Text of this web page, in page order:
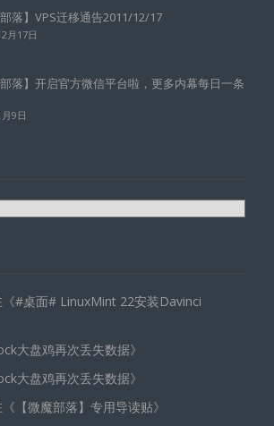
部落】VPS迁移通告2011/12/17
月17日
部落】开启官方微信平台啦，更多内幕每日一条
9日
《#桌面# LinuxMint 22安装Davinci
大盘鸡再次丢失数据》
大盘鸡再次丢失数据》
【微魔部落】专用导读贴》